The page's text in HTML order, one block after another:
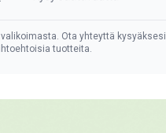
Ota yhteyttä kysyäksesi
tuotteita.